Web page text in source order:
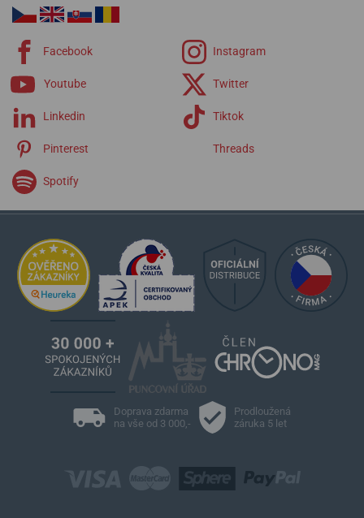
Facebook Instagram
Youtube Twitter
Linkedin Tiktok
Pinterest Threads
Spotify
Doprava zdarma
na vše od 3 000,-
Prodloužená
záruka 5 let